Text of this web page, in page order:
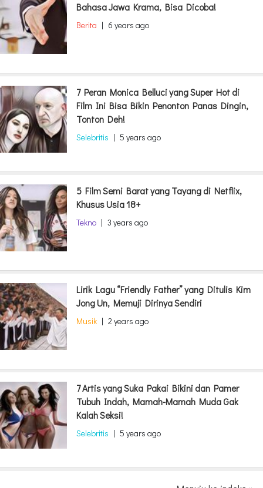
Bahasa Jawa Krama, Bisa Dicoba!
Berita | 6 years ago
7 Peran Monica Belluci yang Super Hot di
Film Ini Bisa Bikin Penonton Panas Dingin,
Tonton Deh!
Selebritis | 5 years ago
5 Film Semi Barat yang Tayang di Netflix,
Khusus Usia 18+
Tekno | 3 years ago
Lirik Lagu “Friendly Father” yang Ditulis Kim
Jong Un, Memuji Dirinya Sendiri
Musik | 2 years ago
7 Artis yang Suka Pakai Bikini dan Pamer
Tubuh Indah, Mamah-Mamah Muda Gak
Kalah Seksi!
Selebritis | 5 years ago